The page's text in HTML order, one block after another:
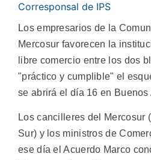
Corresponsal de IPS
Los empresarios de la
Mercosur favorecen la
libre comercio entre los dos
"práctico y cumplible" el
se abrirá el día 16 en Buenos
Los cancilleres del Mercosur
Sur) y los ministros de
ese día el Acuerdo Marco